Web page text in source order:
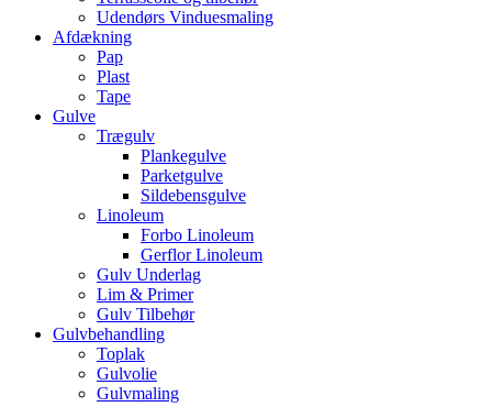
Udendørs Vinduesmaling
Afdækning
Pap
Plast
Tape
Gulve
Trægulv
Plankegulve
Parketgulve
Sildebensgulve
Linoleum
Forbo Linoleum
Gerflor Linoleum
Gulv Underlag
Lim & Primer
Gulv Tilbehør
Gulvbehandling
Toplak
Gulvolie
Gulvmaling